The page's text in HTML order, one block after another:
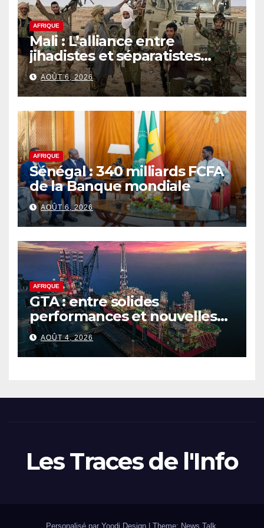
AFRIQUE
Mali : L’alliance entre
jihadistes et séparatistes
rebat les cartes d’un conflit
de plus en plus complexe
AOÛT 6, 2026
AFRIQUE
Sénégal : 340 milliards FCFA
de la Banque mondiale
AOÛT 6, 2026
AFRIQUE
GTA : entre solides
performances et nouvelles
ambitions pour le gaz
sénégalo-mauritanien
AOÛT 4, 2026
Les Traces de l'Info
Personalisé par Yoodi Design Theme: News Talk.